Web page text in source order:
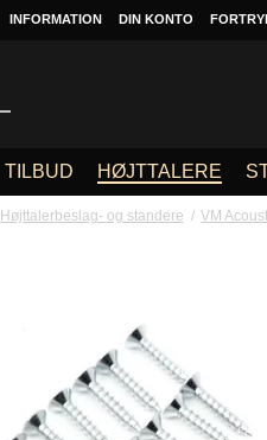
INFORMATION DIN KONTO
TILBUD HØJTTALERE
Højttalerbeslag- og standere / VM